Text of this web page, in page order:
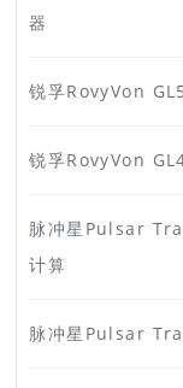
器
锐孚RovyVon
锐孚RovyVon
脉冲星Pulsar
计算
脉冲星Pulsar